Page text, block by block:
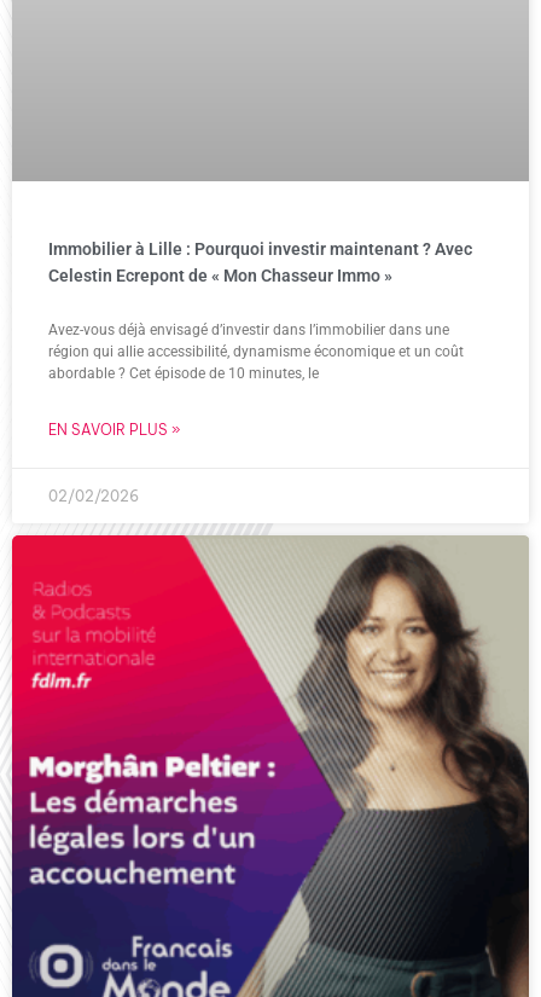
Immobilier à Lille : Pourquoi investir maintenant ? Avec
Celestin Ecrepont de « Mon Chasseur Immo »
Avez-vous déjà envisagé d’investir dans l’immobilier dans une
région qui allie accessibilité, dynamisme économique et un coût
abordable ? Cet épisode de 10 minutes, le
EN SAVOIR PLUS »
02/02/2026